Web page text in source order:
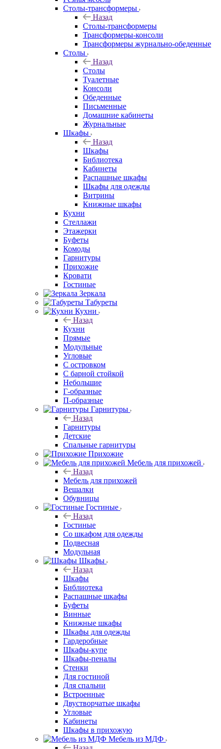
Столы-трансформеры
Назад
Столы-трансформеры
Трансформеры-консоли
Трансформеры журнально-обеденные
Столы
Назад
Столы
Туалетные
Консоли
Обеденные
Письменные
Домашние кабинеты
Журнальные
Шкафы
Назад
Шкафы
Библиотека
Кабинеты
Распашные шкафы
Шкафы для одежды
Витрины
Книжные шкафы
Кухни
Стеллажи
Этажерки
Буфеты
Комоды
Гарнитуры
Прихожие
Кровати
Гостиные
Зеркала
Табуреты
Кухни
Назад
Кухни
Прямые
Модульные
Угловые
С островком
С барной стойкой
Небольшие
Г-образные
П-образные
Гарнитуры
Назад
Гарнитуры
Детские
Спальные гарнитуры
Прихожие
Мебель для прихожей
Назад
Мебель для прихожей
Вешалки
Обувницы
Гостиные
Назад
Гостиные
Со шкафом для одежды
Подвесная
Модульная
Шкафы
Назад
Шкафы
Библиотека
Распашные шкафы
Буфеты
Винные
Книжные шкафы
Шкафы для одежды
Гардеробные
Шкафы-купе
Шкафы-пеналы
Стенки
Для гостиной
Для спальни
Встроенные
Двустворчатые шкафы
Угловые
Кабинеты
Шкафы в прихожую
Мебель из МДФ